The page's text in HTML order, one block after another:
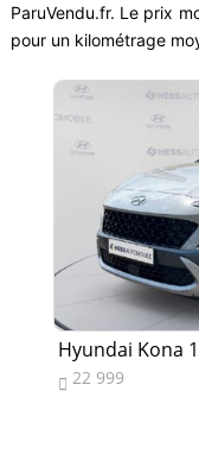
ParuVendu.fr. Le prix
pour un kilométrage
Hyundai Kona
 22 999